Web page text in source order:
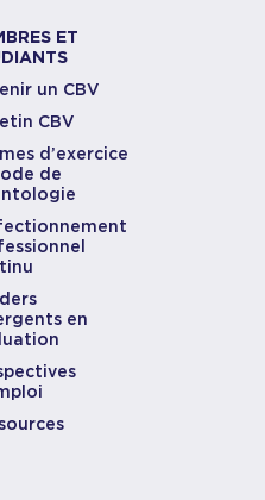
ET
un CBV
CBV
d’exercice
de
en